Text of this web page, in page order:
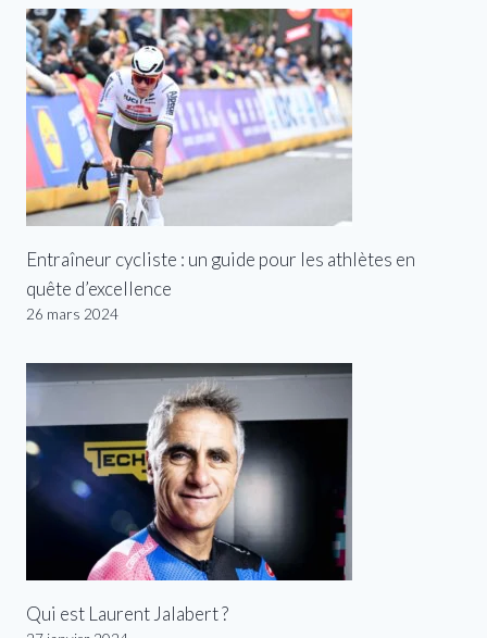
Entraîneur cycliste : un guide pour les athlètes en
quête d’excellence
26 mars 2024
Qui est Laurent Jalabert ?